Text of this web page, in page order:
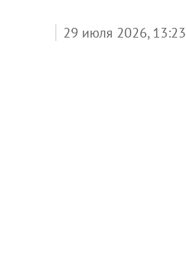
29 июля 2026, 13:23